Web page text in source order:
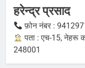
हरेन्द्र प्रसाद
फ़ोन नंबर :
पता : एच-15, नेहरू
248001